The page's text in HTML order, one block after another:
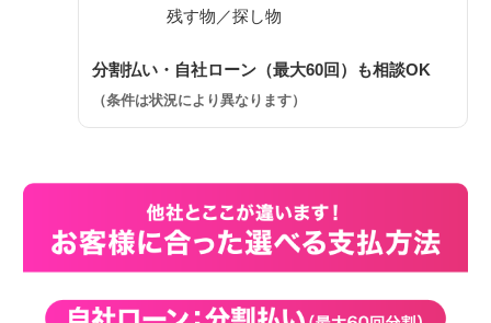
残す物／探し物
分割払い・自社ローン（最大60回）も相談OK
（条件は状況により異なります）